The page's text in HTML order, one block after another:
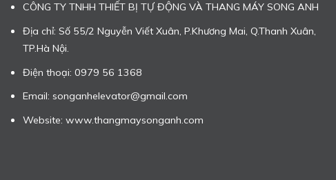
CÔNG TY TNHH THIẾT BỊ TỰ ĐỘNG VÀ THANG MÁY SONG ANH
Địa chỉ: Số 55/2 Nguyễn Viết Xuân, P.Khương Mai, Q.Thanh Xuân,
TP.Hà Nội.
Điện thoại: 0979 56 1368
Email: songanhelevator@gmail.com
Website: www.thangmaysonganh.com